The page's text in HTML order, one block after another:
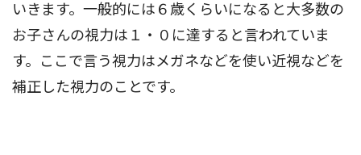
いきます。一般的には６歳くらいになると大多数の
お子さんの視力は１・０に達すると言われていま
す。ここで言う視力はメガネなどを使い近視などを
補正した視力のことです。